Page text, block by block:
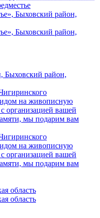
Быховский район,
на живописную
организацией вашей
мы подарим вам
на живописную
организацией вашей
мы подарим вам